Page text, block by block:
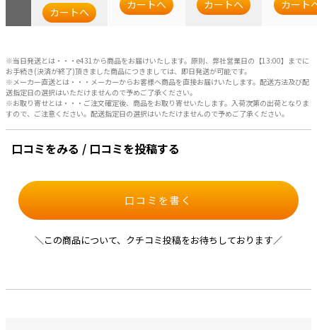
カートへ
カートへ カートへ カート
※当日発送とは・・・e431から商品をお届けいたします。原則、弊社営業日の【13:00】までに
お手続き(決済が終了)頂きました商品につきましては、即日発送が可能です。
※メーカー直送とは・・・メーカーからお客様へ商品を直接お届けいたします。配送方法及び配
送指定日の選択はいただけませんので予めご了承ください。
※お取り寄せとは・・・ご注文確定後、商品をお取り寄せいたします。入荷次第の出荷となりま
すので、ご注意ください。配送指定日の選択はいただけませんので予めご了承ください。
口コミをみる / 口コミを投稿する
口コミを書く
＼この商品について、クチコミ投稿をお待ちしております／